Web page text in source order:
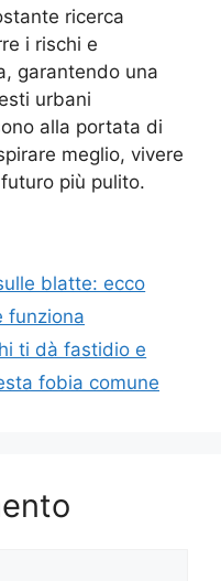
ricerca
i rischi e
garantendo una
urbani
alla portata di
meglio, vivere
più pulito.
blatte: ecco
funziona
ti dà fastidio e
fobia comune